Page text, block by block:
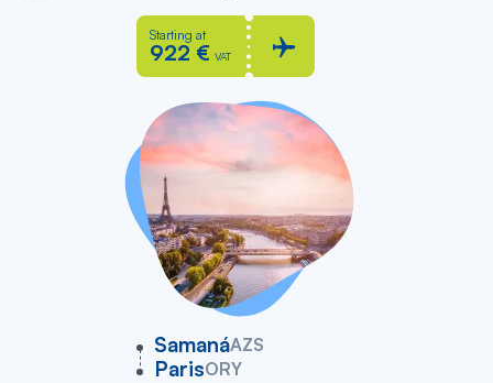
Starting at
922 € VAT
SamanáAZS
vers
ParisORY